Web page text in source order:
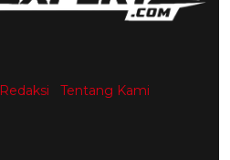
Redaksi
Tentang Kami